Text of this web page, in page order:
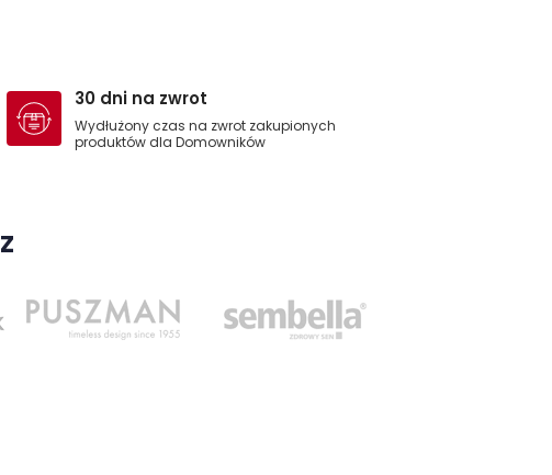
30 dni na zwrot
Wydłużony czas na zwrot zakupionych
produktów dla Domowników